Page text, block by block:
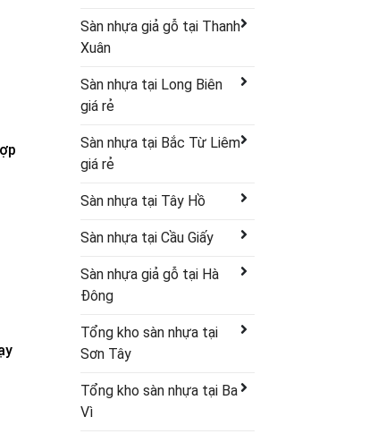
Sàn nhựa giả gỗ tại Thanh
Xuân
Sàn nhựa tại Long Biên
giá rẻ
Sàn nhựa tại Bắc Từ Liêm
giá rẻ
Sàn nhựa tại Tây Hồ
Sàn nhựa tại Cầu Giấy
Sàn nhựa giả gỗ tại Hà
Đông
Tổng kho sàn nhựa tại
Sơn Tây
Tổng kho sàn nhựa tại Ba
Vì